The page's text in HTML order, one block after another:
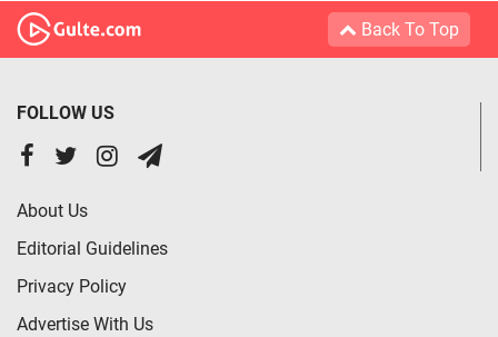
Back To Top
FOLLOW US
About Us
Editorial Guidelines
Privacy Policy
Advertise With Us